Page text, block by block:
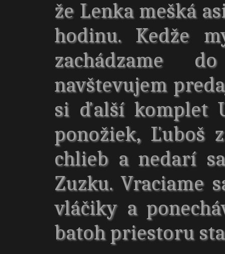
že Lenka mešká
hodinu. Kedže
zachádzame
navštevujem
si ďalší komplet
ponožiek, Ľuboš
chlieb a nedarí
Zuzku. Vraciame
vláčiky a
batoh priestoru